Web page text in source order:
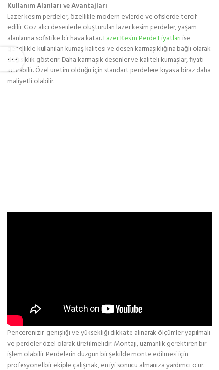
Kullanım Alanları ve Avantajları
Lazer kesim perdeler, özellikle modern evlerde ve ofislerde tercih
edilir. Göz alıcı desenlerle oluşturulan lazer kesim perdeler, yaşam
alanlarına sofistike bir hava katar.Lazer Kesim Perde Fiyatları ise
genellikle kullanılan kumaş kalitesi ve desen karmaşıklığına bağlı olarak
değişiklik gösterir. Daha karmaşık desenler ve kaliteli kumaşlar, fiyatı
artırabilir. Özel üretim olduğu için standart perdelere kıyasla biraz daha
maliyetli olabilir.
Ölçü Alımı ve Montaj
Lazer kesim perde siparişi verirken doğru ölçü almak önemlidir.
Pencerenizin genişliği ve yüksekliği dikkate alınarak ölçümler yapılmalı
ve perdeler özel olarak üretilmelidir. Montajı, uzmanlık gerektiren bir
işlem olabilir. Perdelerin düzgün bir şekilde monte edilmesi için
profesyonel bir ekiple çalışmak, en iyi sonucu almanıza yardımcı olur.